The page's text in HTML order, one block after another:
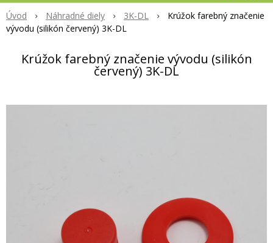
Úvod Náhradné diely 3K-DL
Krúžok farebný značenie
vývodu (silikón červený) 3K-DL
Krúžok farebný značenie vývodu (silikón
červený) 3K-DL